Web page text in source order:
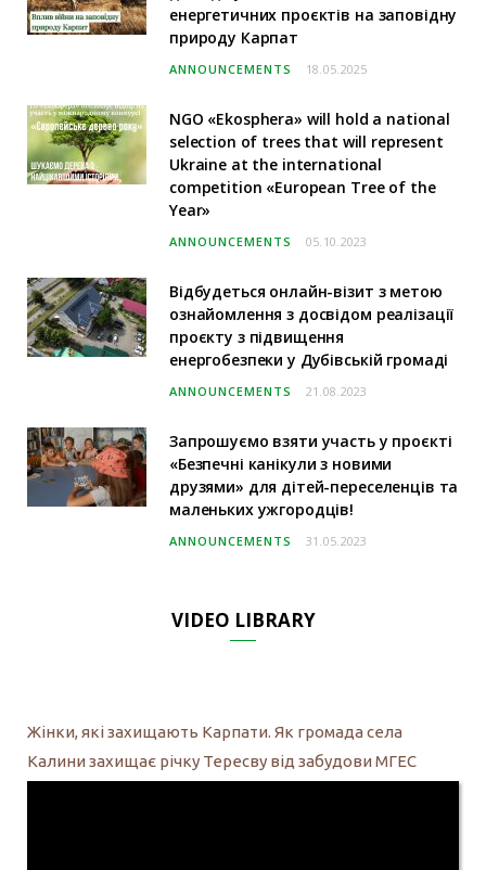
енергетичних проєктів на заповідну
природу Карпат
ANNOUNCEMENTS 18.05.2025
NGO «Ekosphera» will hold a national
selection of trees that will represent
Ukraine at the international
competition «European Tree of the
Year»
ANNOUNCEMENTS 05.10.2023
Відбудеться онлайн-візит з метою
ознайомлення з досвідом реалізації
проєкту з підвищення
енергобезпеки у Дубівській громаді
ANNOUNCEMENTS 21.08.2023
Запрошуємо взяти участь у проєкті
«Безпечні канікули з новими
друзями» для дітей-переселенців та
маленьких ужгородців!
ANNOUNCEMENTS 31.05.2023
VIDEO LIBRARY
Жінки, які захищають Карпати. Як громада села
Калини захищає річку Тересву від забудови МГЕС